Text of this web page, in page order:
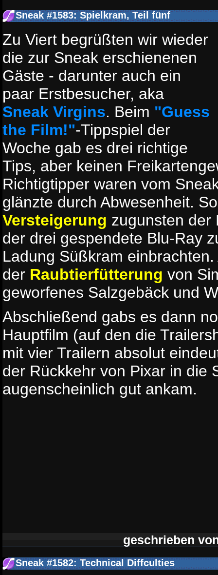
Sneak #1583: Spielkram, Teil fünf
Zu Viert begrüßten wir wieder
die zur Sneak erschienenen
Gäste - darunter auch ein
paar Erstbesucher, aka
Sneak Virgins. Beim "Guess
the Film!"-Tippspiel der
Woche gab es drei richtige
Tips, aber keinen
Richtigtipper waren vom
glänzte durch Abwesenheit.
Versteigerung zugunsten der
der drei gespendete Blu-Ray
Ladung Süßkram
der Raubtierfütterung von
geworfenes Salzgebäck und
Abschließend gabs es dann
Hauptfilm (auf den die
mit vier Trailern absolut
der Rückkehr von Pixar in die
augenscheinlich gut ankam.
geschrieben
Sneak #1582: Technical Diffculties